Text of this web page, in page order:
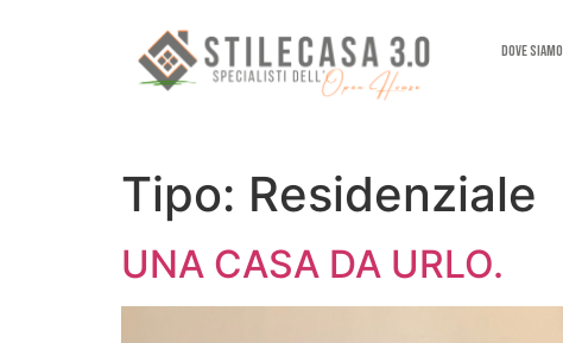
Dove Siamo
Tipo: Residenziale
UNA CASA DA URLO.